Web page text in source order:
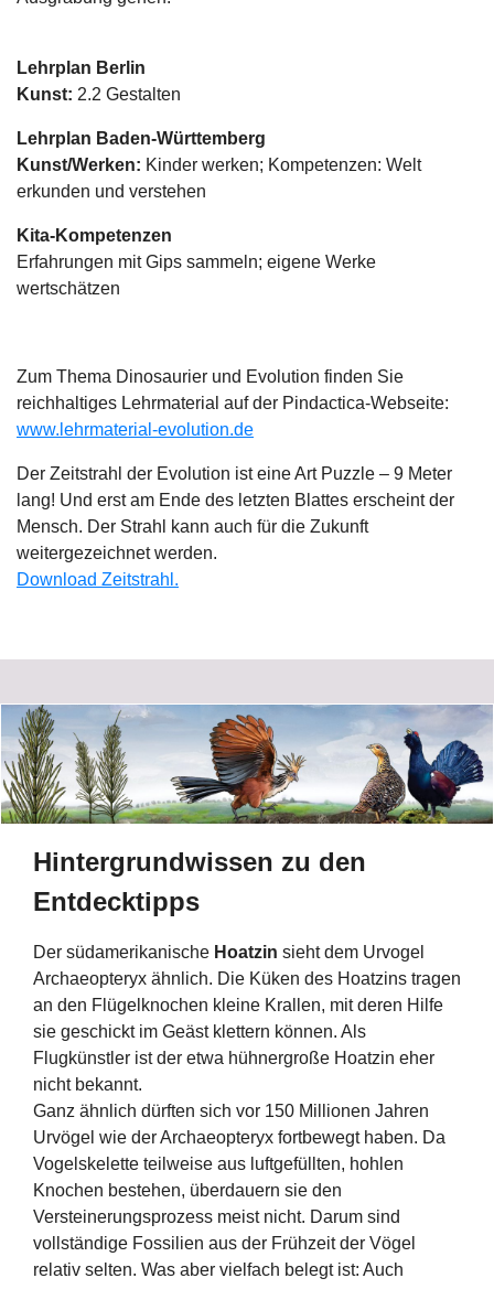
Lehrplan Berlin
Kunst: 2.2 Gestalten
Lehrplan Baden-Württemberg
Kunst/Werken: Kinder werken; Kompetenzen: Welt
erkunden und verstehen
Kita-Kompetenzen
Erfahrungen mit Gips sammeln; eigene Werke
wertschätzen
Zum Thema Dinosaurier und Evolution finden Sie
reichhaltiges Lehrmaterial auf der Pindactica-Webseite:
www.lehrmaterial-evolution.de
Der Zeitstrahl der Evolution ist eine Art Puzzle – 9 Meter
lang! Und erst am Ende des letzten Blattes erscheint der
Mensch. Der Strahl kann auch für die Zukunft
weitergezeichnet werden.
Download Zeitstrahl.
Hintergrundwissen zu den
Entdecktipps
Der südamerikanische Hoatzin sieht dem Urvogel
Archaeopteryx ähnlich. Die Küken des Hoatzins tragen
an den Flügelknochen kleine Krallen, mit deren Hilfe
sie geschickt im Geäst klettern können. Als
Flugkünstler ist der etwa hühnergroße Hoatzin eher
nicht bekannt.
Ganz ähnlich dürften sich vor 150 Millionen Jahren
Urvögel wie der Archaeopteryx fortbewegt haben. Da
Vogelskelette teilweise aus luftgefüllten, hohlen
Knochen bestehen, überdauern sie den
Versteinerungsprozess meist nicht. Darum sind
vollständige Fossilien aus der Frühzeit der Vögel
relativ selten. Was aber vielfach belegt ist: Auch